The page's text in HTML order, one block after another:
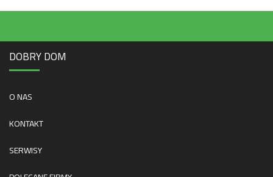
DOBRY DOM
O NAS
KONTAKT
SERWISY